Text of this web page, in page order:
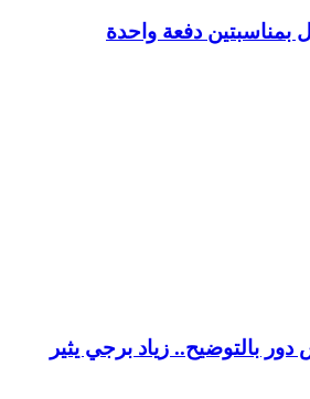
بمناسبتين دفعة واحدة
بالتوضيح.. زياد برجي يثير